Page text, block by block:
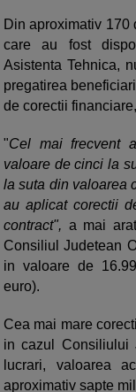
Din aproximativ 170
care au fost
Asistenta Tehnica,
pregatirea
de corectii
"Cel mai frecvent
valoare de cinci la
la suta din valoarea
au aplicat corectii
contract", a mai
Consiliul Judetean
in valoare de
euro).
Cea mai mare
in cazul Consiliului
lucrari, valoarea
aproximativ sapte